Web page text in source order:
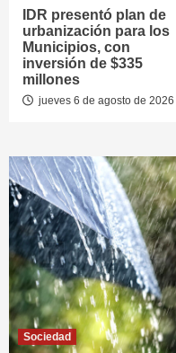
IDR presentó plan de
urbanización para los
Municipios, con
inversión de $335
millones
jueves 6 de agosto de 2026
Sociedad